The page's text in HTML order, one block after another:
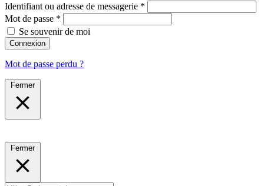
Identifiant ou adresse de messagerie *
Mot de passe *
Se souvenir de moi
Connexion
Mot de passe perdu ?
Fermer
Fermer